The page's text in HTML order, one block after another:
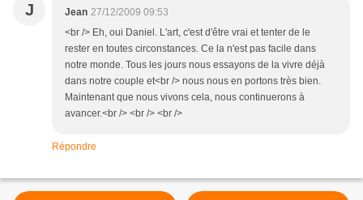
J Jean 27/12/2009 09:53
<br /> Eh, oui Daniel. L'art, c'est d'être vrai et tenter de le
rester en toutes circonstances. Ce la n'est pas facile dans
notre monde. Tous les jours nous essayons de la vivre déjà
dans notre couple et<br /> nous nous en portons très bien.
Maintenant que nous vivons cela, nous continuerons à
avancer.<br /> <br /> <br />
Répondre